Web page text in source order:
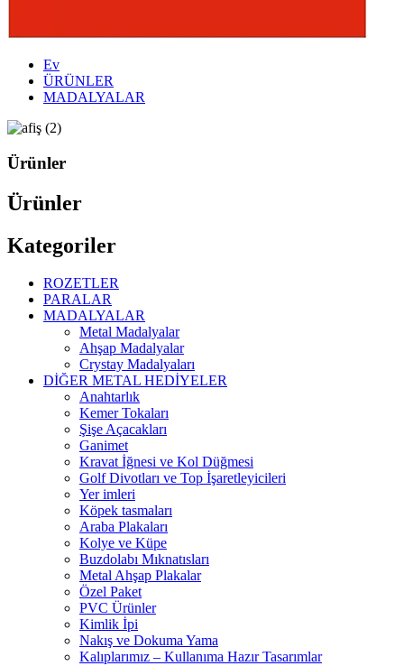
Ev
ÜRÜNLER
MADALYALAR
Ürünler
Ürünler
Kategoriler
ROZETLER
PARALAR
MADALYALAR
Metal Madalyalar
Ahşap Madalyalar
Crystay Madalyaları
DİĞER METAL HEDİYELER
Anahtarlık
Kemer Tokaları
Şişe Açacakları
Ganimet
Kravat İğnesi ve Kol Düğmesi
Golf Divotları ve Top İşaretleyicileri
Yer imleri
Köpek tasmaları
Araba Plakaları
Kolye ve Küpe
Buzdolabı Mıknatısları
Metal Ahşap Plakalar
Özel Paket
PVC Ürünler
Kimlik İpi
Nakış ve Dokuma Yama
Kalıplarımız – Kullanıma Hazır Tasarımlar